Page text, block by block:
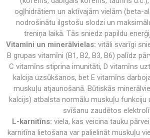
ogļhidrātiem un aktīvajām vielām (beta-
nodrošinātu ilgstošu slodzi un
treniņa laikā. Tās sniedz papildu
Vitamīni un minerālvielas: vitāli svarīgi
B grupas vitamīni (B1, B2, B3, B6) palīdz
C vitamīns stiprina imunitāti, D vitamīns
kalcija uzsūkšanos, bet E vitamīns
muskuļu atjaunošanā. Būtiskās
kalcijs) atbalsta normālu muskuļu funkciju
svīšanu zaudētos
L-karnitīns: viela, kas veicina tauku
karnitīna lietošana var palielināt muskuļu